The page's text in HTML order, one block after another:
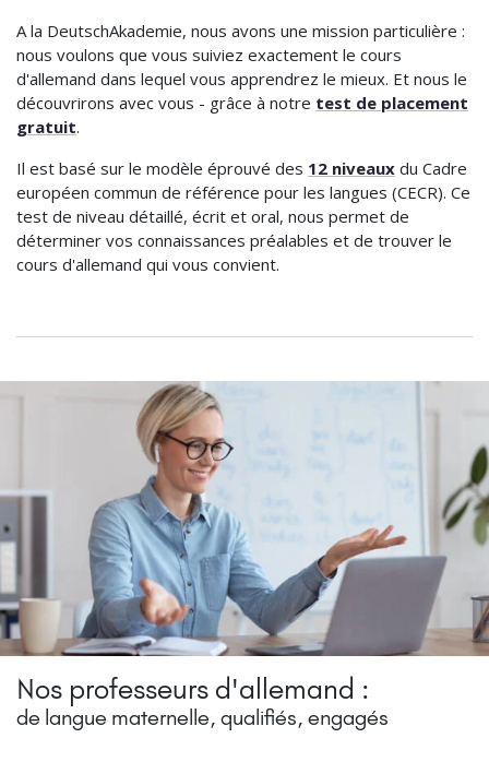
A la DeutschAkademie, nous avons une mission particulière :
nous voulons que vous suiviez exactement le cours
d'allemand dans lequel vous apprendrez le mieux. Et nous le
découvrirons avec vous - grâce à notre test de placement
gratuit.
Il est basé sur le modèle éprouvé des 12 niveaux du Cadre
européen commun de référence pour les langues (CECR). Ce
test de niveau détaillé, écrit et oral, nous permet de
déterminer vos connaissances préalables et de trouver le
cours d'allemand qui vous convient.
Nos professeurs d'allemand :
de langue maternelle, qualifiés, engagés